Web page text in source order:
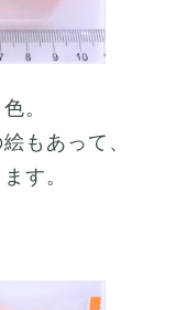
。
もあって、
す。